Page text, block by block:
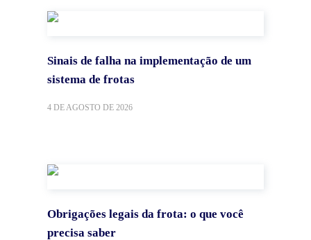
Sinais de falha na implementação de um
sistema de frotas
4 DE AGOSTO DE 2026
Obrigações legais da frota: o que você
precisa saber